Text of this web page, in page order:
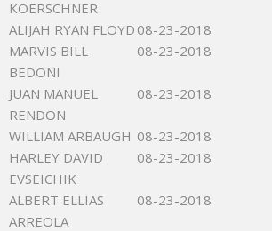
KOERSCHNER
ALIJAH RYAN FLOYD 08-23-2018
MARVIS BILL
BEDONI
08-23-2018
JUAN MANUEL
RENDON
08-23-2018
WILLIAM ARBAUGH 08-23-2018
HARLEY DAVID
EVSEICHIK
08-23-2018
ALBERT ELLIAS
ARREOLA
08-23-2018